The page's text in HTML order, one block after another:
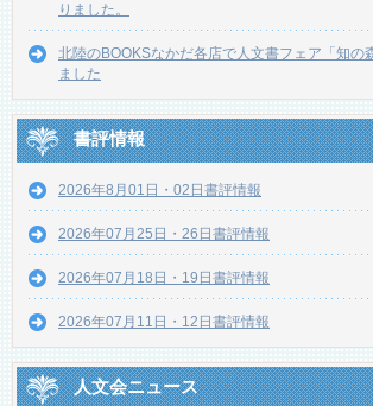
りました。
北陸のBOOKSなかだ各店で人文書フェア「知の
ました
書評情報
2026年8月01日・02日書評情報
2026年07月25日・26日書評情報
2026年07月18日・19日書評情報
2026年07月11日・12日書評情報
人文会ニュース